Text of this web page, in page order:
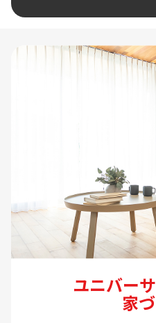
ユニバー
家